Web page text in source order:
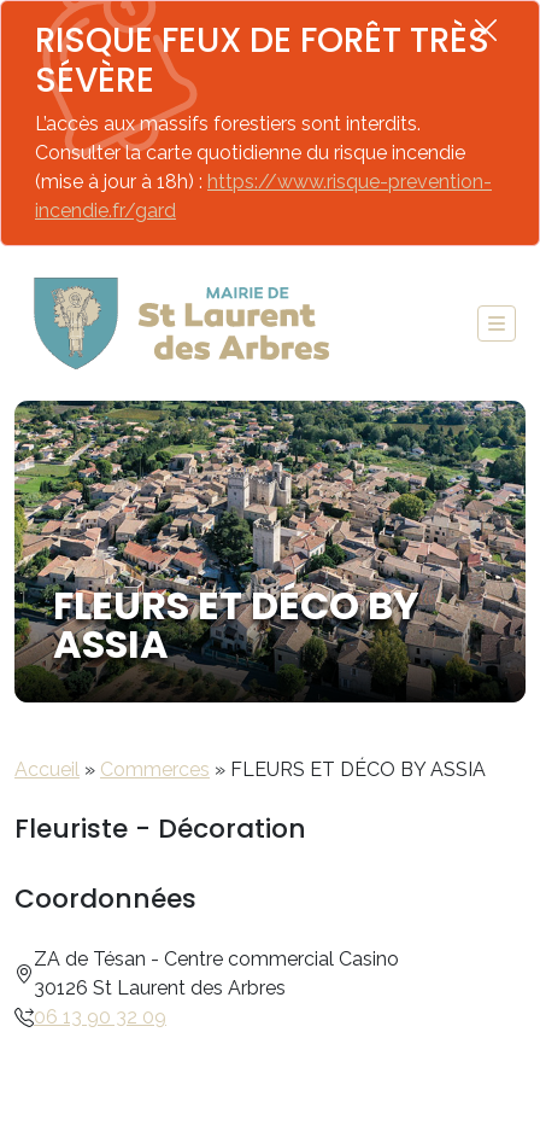
RISQUE FEUX DE FORÊT TRÈS
SÉVÈRE
L’accès aux massifs forestiers sont interdits.
Consulter la carte quotidienne du risque incendie
(mise à jour à 18h) : https://www.risque-prevention-
incendie.fr/gard
FLEURS ET DÉCO BY
ASSIA
Accueil » Commerces » FLEURS ET DÉCO BY ASSIA
Fleuriste - Décoration
Coordonnées
ZA de Tésan - Centre commercial Casino
30126 St Laurent des Arbres
06 13 90 32 09